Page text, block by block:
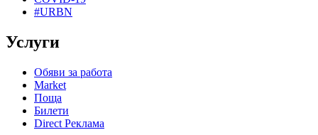
#URBN
Услуги
Обяви за работа
Market
Поща
Билети
Direct Реклама